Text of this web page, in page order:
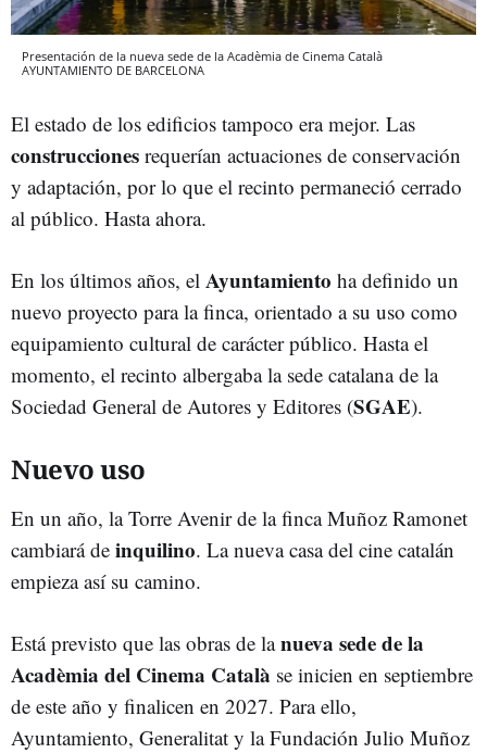
Presentación de la nueva sede de la Acadèmia de Cinema Català
AYUNTAMIENTO DE BARCELONA
El estado de los edificios tampoco era mejor. Las
construcciones requerían actuaciones de conservación
y adaptación, por lo que el recinto permaneció cerrado
al público. Hasta ahora.
En los últimos años, el Ayuntamiento ha definido un
nuevo proyecto para la finca, orientado a su uso como
equipamiento cultural de carácter público. Hasta el
momento, el recinto albergaba la sede catalana de la
Sociedad General de Autores y Editores (SGAE).
Nuevo uso
En un año, la Torre Avenir de la finca Muñoz Ramonet
cambiará de inquilino. La nueva casa del cine catalán
empieza así su camino.
Está previsto que las obras de lanueva sede de la
Acadèmia del Cinema Català se inicien en septiembre
de este año y finalicen en 2027. Para ello,
Ayuntamiento, Generalitat y la Fundación Julio Muñoz